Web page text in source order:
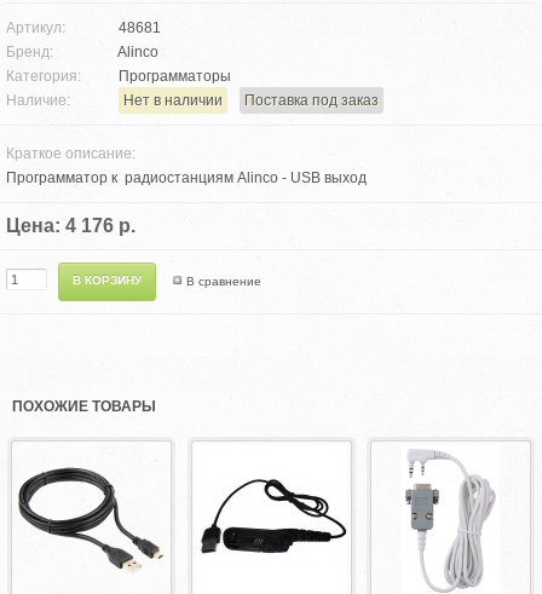
Артикул:
48681
Бренд:
Alinco
Категория:
Программаторы
Наличие:
Нет в наличии Поставка под заказ
Краткое описание:
Программатор к радиостанциям Alinco - USB выход
Цена: 4 176 р.
В сравнение
ПОХОЖИЕ ТОВАРЫ